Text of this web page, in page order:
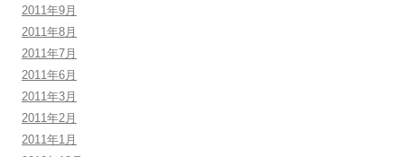
2011年9月
2011年8月
2011年7月
2011年6月
2011年3月
2011年2月
2011年1月